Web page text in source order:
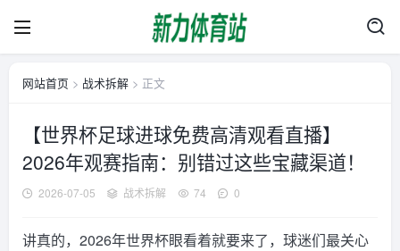
网站首页 > 战术拆解 > 正文
【世界杯足球进球免费高清观看直播】
2026年观赛指南：别错过这些宝藏渠道！
2026-07-05 战术拆解 74 0
讲真的，2026年世界杯眼看着就要来了，球迷们最关心